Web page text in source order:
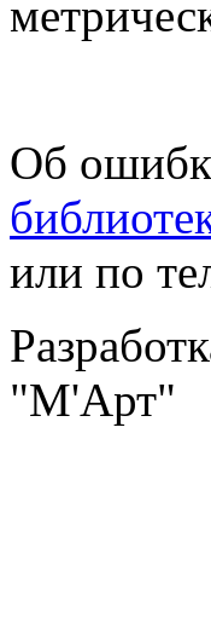
Об
или по
"М'Арт"